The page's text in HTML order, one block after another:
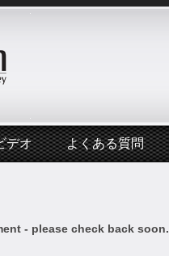
デオ よくある質問
- please check back soon.